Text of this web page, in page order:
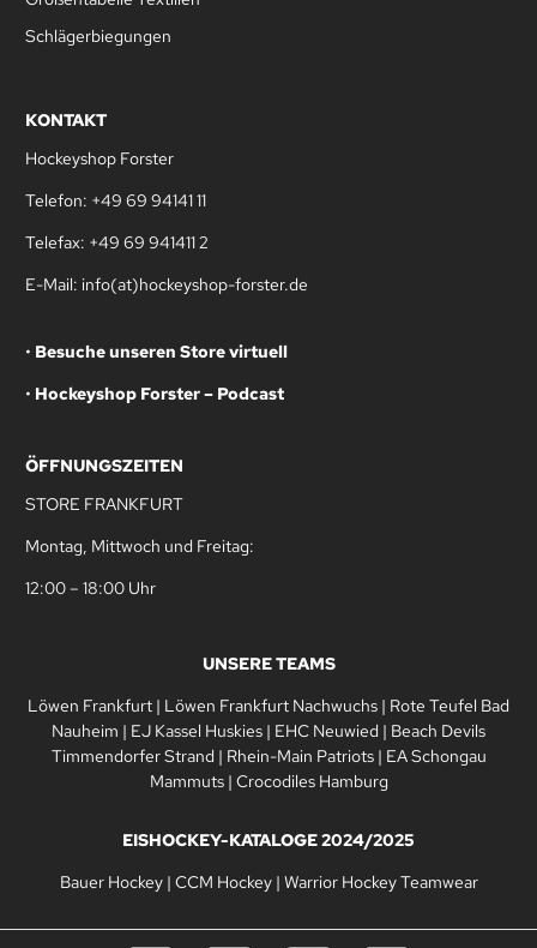
Schlägerbiegungen
KONTAKT
Hockeyshop Forster
Telefon: +49 69 94141 11
Telefax: +49 69 941411 2
E-Mail: info(at)hockeyshop-forster.de
• Besuche unseren Store virtuell
• Hockeyshop Forster – Podcast
ÖFFNUNGSZEITEN
STORE FRANKFURT
Montag, Mittwoch und Freitag:
12:00 – 18:00 Uhr
UNSERE TEAMS
Löwen Frankfurt | Löwen Frankfurt Nachwuchs | Rote Teufel Bad
Nauheim | EJ Kassel Huskies | EHC Neuwied | Beach Devils
Timmendorfer Strand | Rhein-Main Patriots| EA Schongau
Mammuts| Crocodiles Hamburg
EISHOCKEY-KATALOGE 2024/2025
Bauer Hockey| CCM Hockey| Warrior Hockey Teamwear